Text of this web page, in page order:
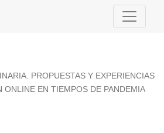
como estrategia
PROPUESTAS Y EXPERIENCIAS
ONLINE EN TIEMPOS DE PANDEMIA